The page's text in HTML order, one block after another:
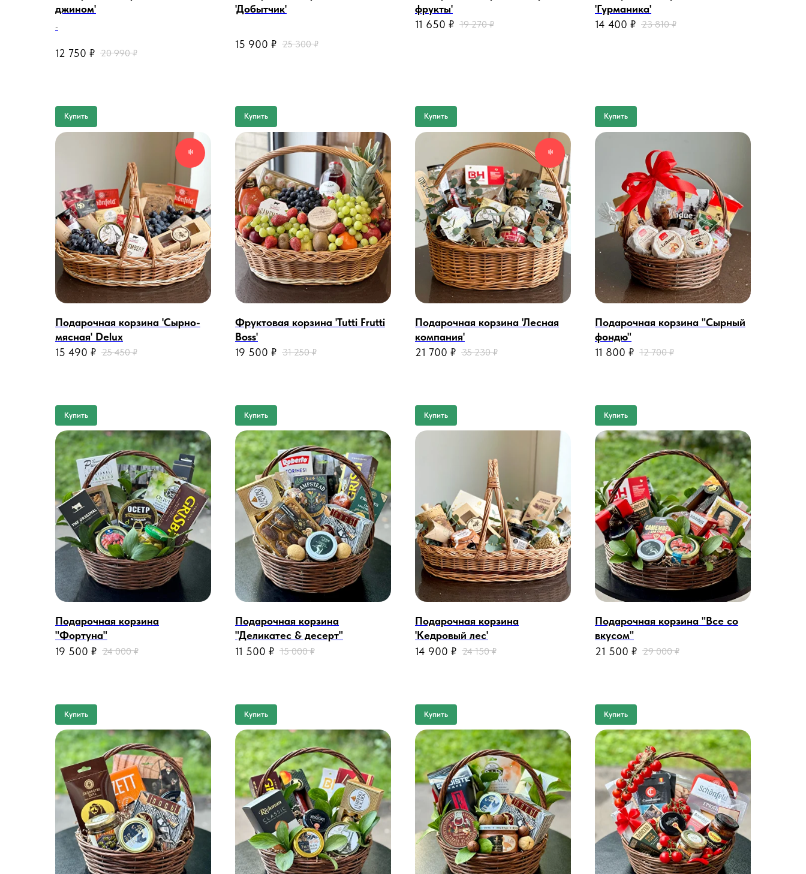
джином'
-
12 750 ₽ 20 990 ₽
Купить
'Добытчик'
15 900 ₽ 25 300 ₽
Купить
фрукты'
11 650 ₽ 19 270 ₽
Купить
'Гурманика'
14 400 ₽ 23 810 ₽
Купить
❄️
Подарочная корзина 'Сырно-
мясная' Delux
15 490 ₽ 25 450 ₽
Купить
Фруктовая корзина 'Tutti Frutti
Boss'
19 500 ₽ 31 250 ₽
Купить
❄️
Подарочная корзина 'Лесная
компания'
21 700 ₽ 35 230 ₽
Купить
Подарочная корзина "Сырный
фондю"
11 800 ₽ 12 700 ₽
Купить
Подарочная корзина
"Фортуна"
19 500 ₽ 24 000 ₽
Купить
Подарочная корзина
"Деликатес & десерт"
11 500 ₽ 15 000 ₽
Купить
Подарочная корзина
'Кедровый лес'
14 900 ₽ 24 150 ₽
Купить
Подарочная корзина "Все со
вкусом"
21 500 ₽ 29 000 ₽
Купить